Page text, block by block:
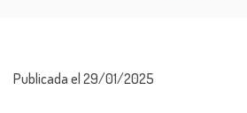
Publicada el 29/01/2025